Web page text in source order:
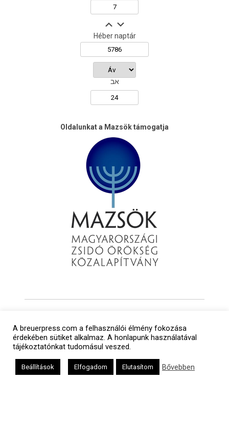
Héber naptár
אב
Oldalunkat a Mazsök támogatja
A breuerpress.com a felhasználói élmény fokozása
érdekében sütiket alkalmaz. A honlapunk használatával
tájékoztatónkat tudomásul veszed.
Beállítások Elfogadom Elutasítom Bővebben